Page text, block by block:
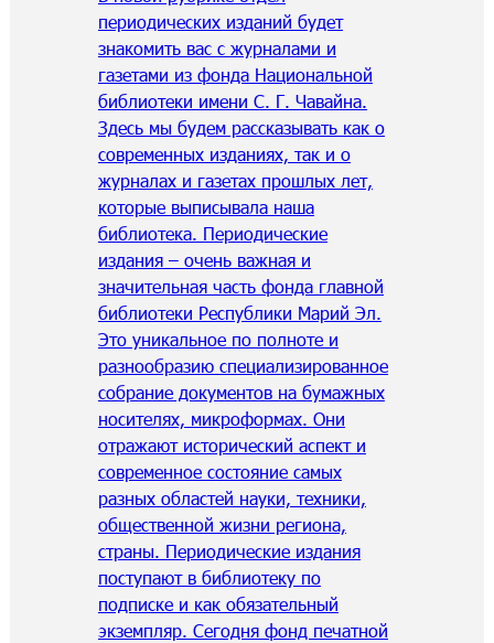
периодических изданий будет
знакомить вас с журналами и
газетами из фонда Национальной
библиотеки имени С. Г. Чавайна.
Здесь мы будем рассказывать как о
современных изданиях, так и о
журналах и газетах прошлых лет,
которые выписывала наша
библиотека. Периодические
издания – очень важная и
значительная часть фонда главной
библиотеки Республики Марий Эл.
Это уникальное по полноте и
разнообразию специализированное
собрание документов на бумажных
носителях, микроформах. Они
отражают исторический аспект и
современное состояние самых
разных областей науки, техники,
общественной жизни региона,
страны. Периодические издания
поступают в библиотеку по
подписке и как обязательный
экземпляр. Сегодня фонд печатной